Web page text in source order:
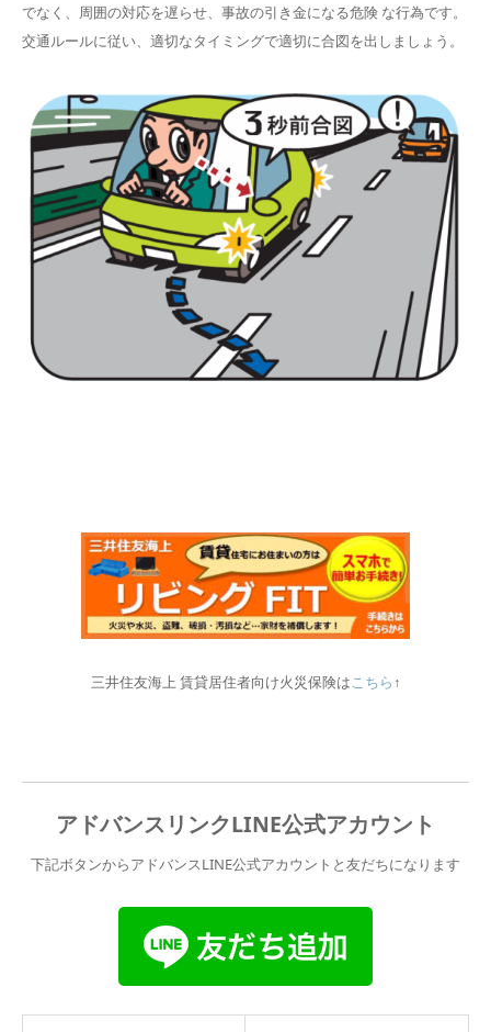
でなく、周囲の対応を遅らせ、事故の引き金になる危険 な行為です。
交通ルールに従い、適切なタイミングで適切に合図を出しましょう。
三井住友海上 賃貸居住者向け火災保険はこちら ↑
アドバンスリンクLINE公式アカウント
下記ボタンからアドバンスLINE公式アカウントと友だちになります